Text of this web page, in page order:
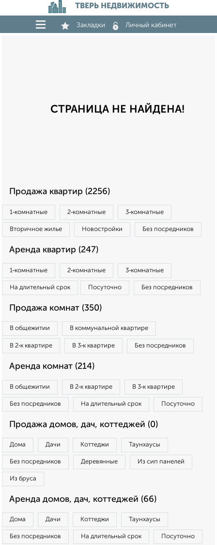
ТВЕРЬ НЕДВИЖИМОСТЬ
Закладки Личный кабинет
СТРАНИЦА НЕ НАЙДЕНА!
Продажа квартир (2256)
1‑комнатные 2‑комнатные 3‑комнатные
Вторичное жилье Новостройки Без посредников
Аренда квартир (247)
1‑комнатные 2‑комнатные 3‑комнатные
На длительный срок Посуточно Без посредников
Продажа комнат (350)
В общежитии В коммунальной квартире
В 2‑к квартире В 3‑к квартире Без посредников
Аренда комнат (214)
В общежитии В 2‑к квартире В 3‑к квартире
Без посредников На длительный срок Посуточно
Продажа домов, дач, коттеджей (0)
Дома Дачи Коттеджи Таунхаусы
Без посредников Деревянные Из сип панелей
Из бруса
Аренда домов, дач, коттеджей (66)
Дома Дачи Коттеджи Таунхаусы
Без посредников На длительный срок Посуточно